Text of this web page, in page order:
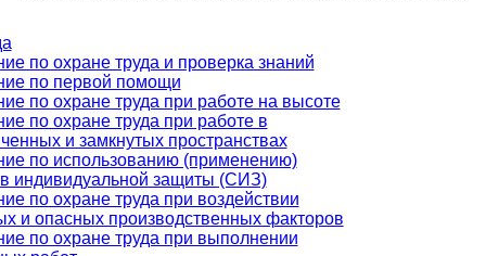
по охране труда и проверка знаний
по первой помощи
по охране труда при работе на высоте
по охране труда при работе в
и замкнутых пространствах
по использованию (применению)
индивидуальной защиты (СИЗ)
по охране труда при воздействии
и опасных производственных факторов
по охране труда при выполнении